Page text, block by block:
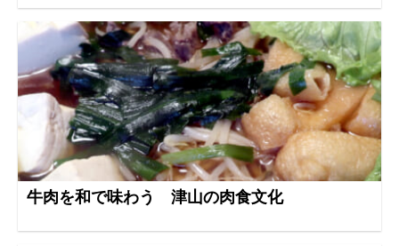
牛肉を和で味わう 津山の肉食文化